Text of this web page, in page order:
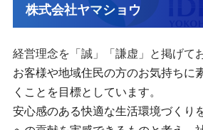
株式会社ヤマショウ
経営理念を「誠」「謙虚」と掲げて
お客様や地域住民の方のお気持ちに
くことを目標としています。
安心感のある快適な生活環境づくり